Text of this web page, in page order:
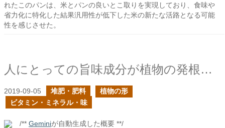
れたこのパンは、米とパンの良いとこ取りを実現しており、食味や
省力化に特化した結果汎用性が低下した米の新たな活路となる可能
性を感じさせた。
人にとっての旨味成分が植物の発根を促進するか？
2019-09-05 堆肥・肥料
植物の形
ビタミン・ミネラル・味
/** Geminiが自動生成した概要 **/